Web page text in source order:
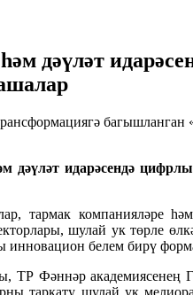
дәүләт
дәүләт идарәсендә
тармак компанияләре
шулай ук төрле
инновацион белем бирү
ТР Фәннәр
таркату, шулай ук